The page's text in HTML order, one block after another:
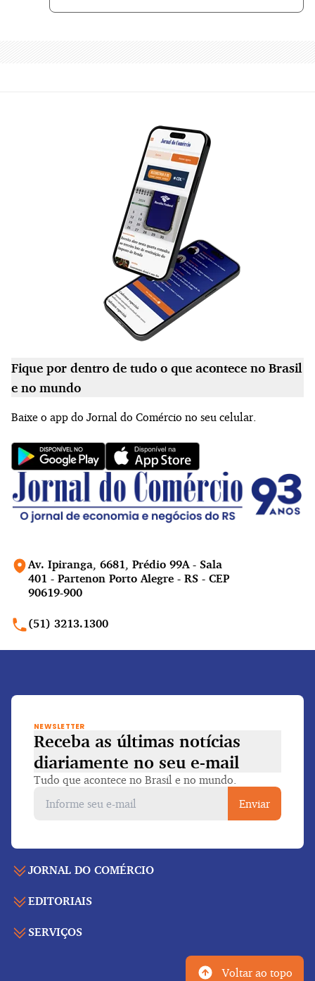
Av. Ipiranga, 6681, Prédio 99A - Sala
401 - Partenon Porto Alegre - RS - CEP
90619-900
(51) 3213.1300
Fique por dentro de tudo o que acontece no Brasil
e no mundo
Baixe o app do Jornal do Comércio no seu celular.
Voltar ao topo
JORNAL DO COMÉRCIO
Capa
EDITORIAIS
Economia
SERVIÇOS
NEWSLETTER
Receba as últimas notícias
diariamente no seu e-mail
Tudo que acontece no Brasil e no mundo.
Enviar